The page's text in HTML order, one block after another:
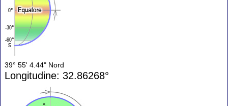
39° 55' 4.44" Nord
Longitudine: 32.86268°